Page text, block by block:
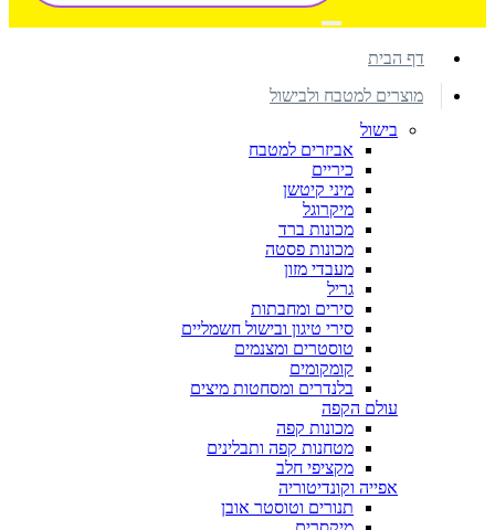
דף הבית
מוצרים למטבח ולבישול
בישול
אביזרים למטבח
כיריים
מיני קיטשן
מיקרוגל
מכונות ברד
מכונות פסטה
מעבדי מזון
גריל
סירים ומחבתות
סירי טיגון ובישול חשמליים
טוסטרים ומצנמים
קומקומים
בלנדרים ומסחטות מיצים
עולם הקפה
מכונות קפה
מטחנות קפה ותבלינים
מקציפי חלב
אפייה וקונדיטוריה
תנורים וטוסטר אובן